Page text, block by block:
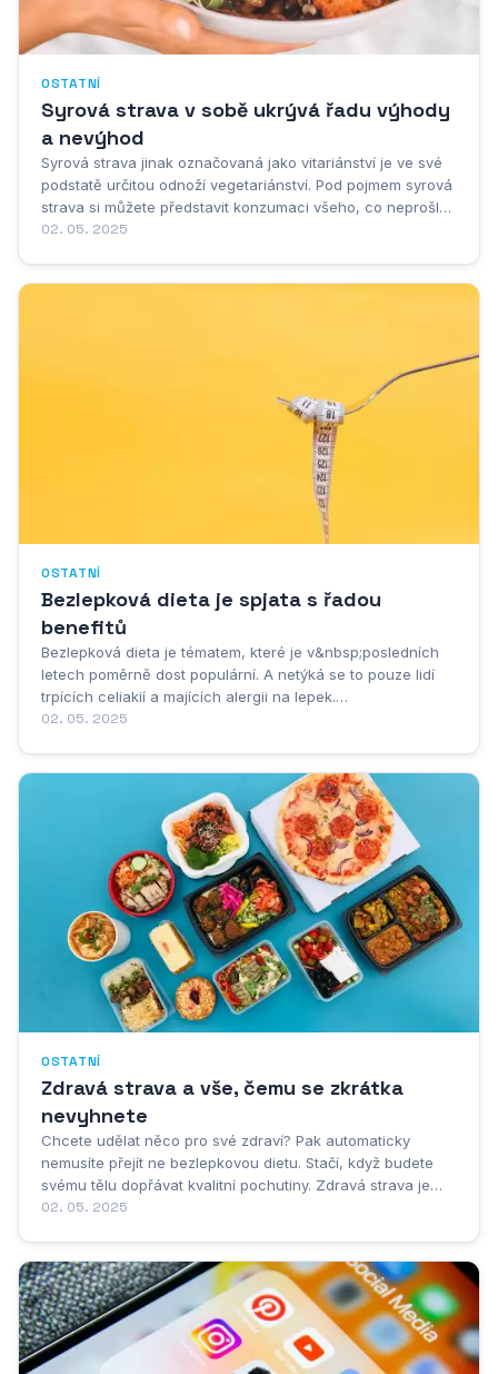
OSTATNÍ
Syrová strava v sobě ukrývá řadu výhody
a nevýhod
Syrová strava jinak označovaná jako vitariánství je ve své
podstatě určitou odnoží vegetariánství. Pod pojmem syrová
strava si můžete představit konzumaci všeho, co neprošlo
tepelnou úpravou. Důvod to má celkem zřejmý. Když
02. 05. 2025
OSTATNÍ
Bezlepková dieta je spjata s řadou
benefitů
Bezlepková dieta je tématem, které je v&nbsp;posledních
letech poměrně dost populární. A netýká se to pouze lidí
trpících celiakií a majících alergii na lepek.
K&nbsp;bezlepkové dietě se přikládá i řada ostatních proto,
02. 05. 2025
OSTATNÍ
Zdravá strava a vše, čemu se zkrátka
nevyhnete
Chcete udělat něco pro své zdraví? Pak automaticky
nemusíte přejít ne bezlepkovou dietu. Stačí, když budete
svému tělu dopřávat kvalitní pochutiny. Zdravá strava je
novodobým trendem. Každý se chce stravovat správně,
02. 05. 2025